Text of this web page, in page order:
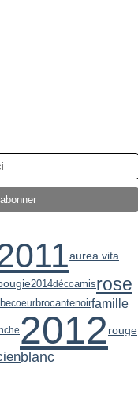
aurea vita
2014décoamisrose
coeurbrocantenoirfamille
2012rouge
blanc